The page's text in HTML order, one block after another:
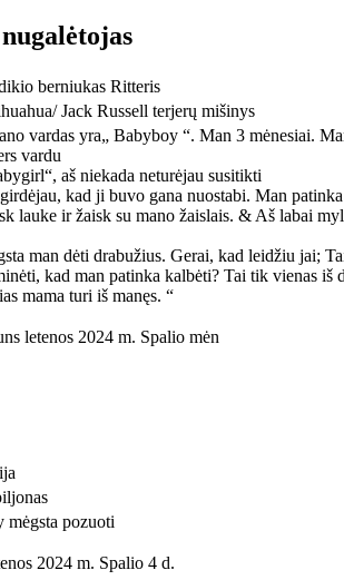
berniukas Ritteris
Jack Russell terjerų mišinys
vardas yra„ Babyboy “. Man 3 mėnesiai.
vardu
aš niekada neturėjau susitikti
kad ji buvo gana nuostabi. Man
lauke ir žaisk su mano žaislais. & Aš labai
man dėti drabužius. Gerai, kad leidžiu jai;
kad man patinka kalbėti? Tai tik vienas iš
mama turi iš manęs. “
mėgsta pozuoti